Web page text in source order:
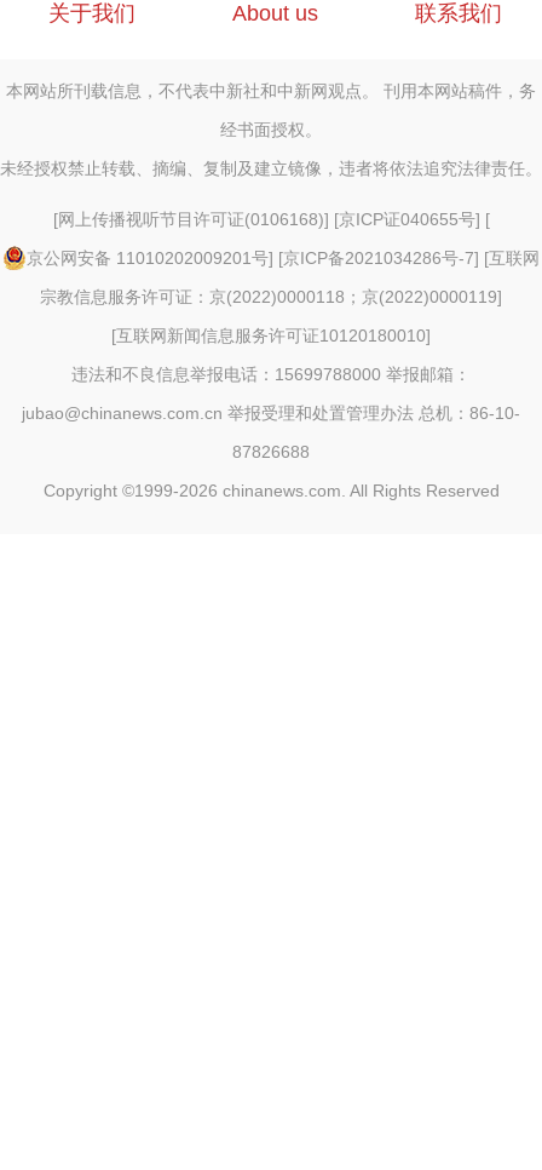
关于我们 About us 联系我们
本网站所刊载信息，不代表中新社和中新网观点。 刊用本网站稿件，务
经书面授权。
未经授权禁止转载、摘编、复制及建立镜像，违者将依法追究法律责任。
[网上传播视听节目许可证(0106168)] [京ICP证040655号] [
京公网安备 11010202009201号] [京ICP备2021034286号-7] [互联网
宗教信息服务许可证：京(2022)0000118；京(2022)0000119]
[互联网新闻信息服务许可证10120180010]
违法和不良信息举报电话：15699788000 举报邮箱：
jubao@chinanews.com.cn 举报受理和处置管理办法 总机：86-10-
87826688
Copyright ©1999-2026 chinanews.com. All Rights Reserved